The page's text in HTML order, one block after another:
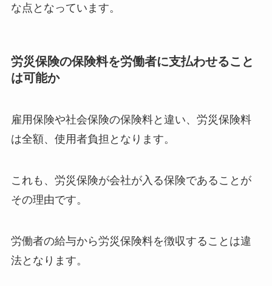
な点となっています。
労災保険の保険料を労働者に支払わせること
は可能か
雇用保険や社会保険の保険料と違い、労災保険料
は全額、使用者負担となります。
これも、労災保険が会社が入る保険であることが
その理由です。
労働者の給与から労災保険料を徴収することは違
法となります。